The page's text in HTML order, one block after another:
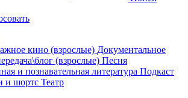
кино (взрослые) Документальное
(взрослые) Песня
и познавательная литература Подкаст
и шортс Театр